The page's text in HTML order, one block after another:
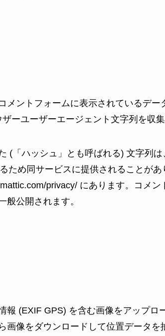
メントフォームに表示されているデー
ーユーザーエージェント文字列を収集
(「ハッシュ」とも呼ばれる) 文字列
ため同サービスに提供されることがあ
privacy/ にあります。コメン
般公開されます。
報 (EXIF GPS) を含む画像をアップロ
画像をダウンロードして位置データを